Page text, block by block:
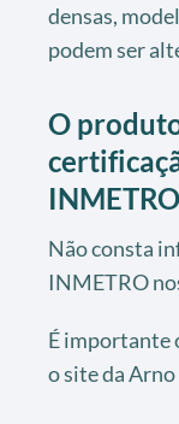
densas,
podem ser
O
Não consta
INMETRO
É importante
o site da